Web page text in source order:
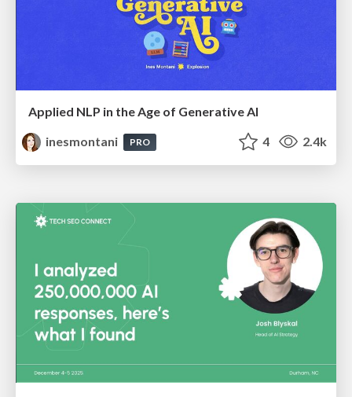
Applied NLP in the Age of Generative AI
inesmontani
PRO 4 2.4k